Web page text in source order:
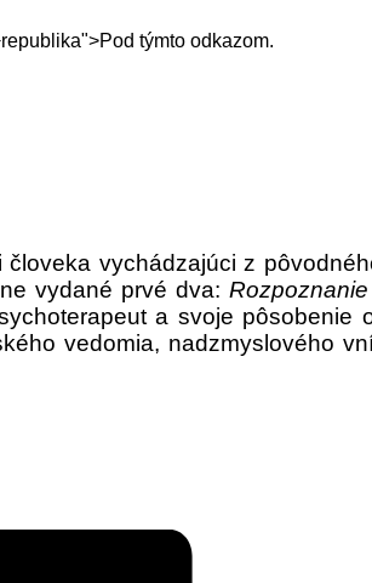
týmto odkazom.
vychádzajúci z
vydané prvé dva:
a svoje pôsobenie
vedomia, nadzmyslového